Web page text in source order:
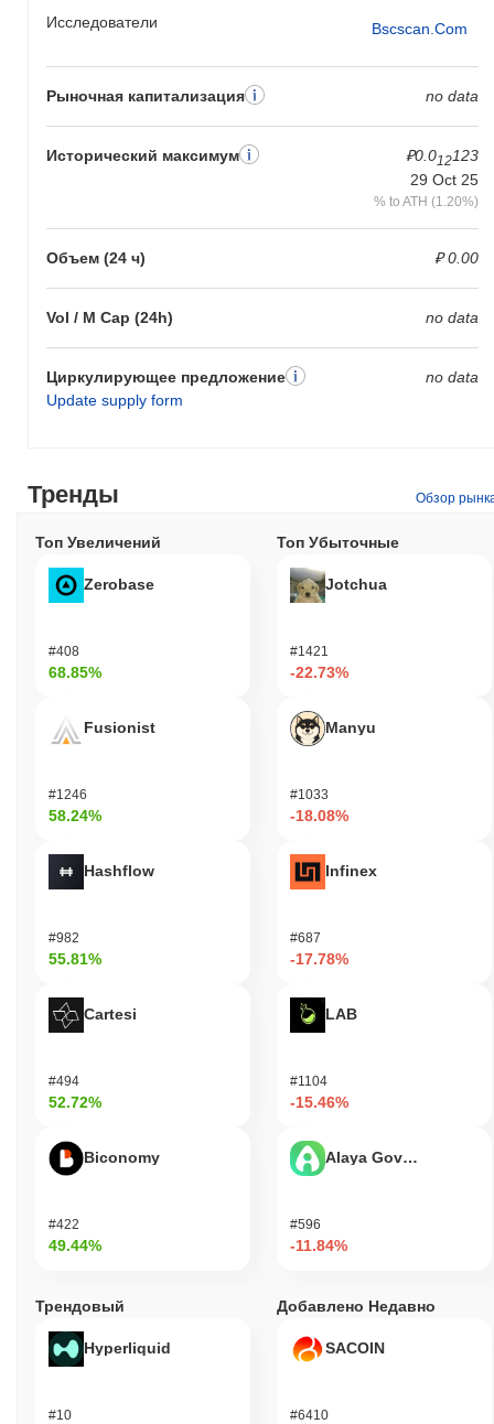
Исследователи Bscscan.com
Рыночная капитализация no data
Исторический максимум ₽0.012123
29 Oct 25
% to ATH (1.20%)
Объем (24 ч) ₽ 0.00
Vol / M Cap (24h) no data
Циркулирующее предложение
Update supply form
no data
Тренды Обзор
Топ Увеличений
Zerobase
#408
68.85%
Fusionist
#1246
58.24%
Hashflow
#982
55.81%
Cartesi
#494
52.72%
Biconomy
#422
49.44%
Топ Убыточные
Jotchua
#1421
-22.73%
Manyu
#1033
-18.08%
Infinex
#687
-17.78%
LAB
#1104
-15.46%
Alaya Governance
#596
-11.84%
Трендовый
Hyperliquid
#10
Добавлено Недавно
SACOIN
#6410